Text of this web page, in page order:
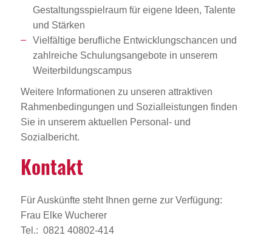
Gestaltungsspielraum für eigene Ideen, Talente
und Stärken
Vielfältige berufliche Entwicklungschancen und
zahlreiche Schulungsangebote in unserem
Weiterbildungscampus
Weitere Informationen zu unseren attraktiven
Rahmenbedingungen und Sozialleistungen finden
Sie in unserem aktuellen Personal- und
Sozialbericht.
Kontakt
Für Auskünfte steht Ihnen gerne zur Verfügung:
Frau Elke Wucherer
Tel.: 0821 40802-414